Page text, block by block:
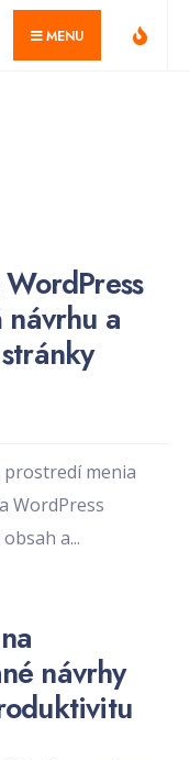
MENU
návrhu a
prostredí menia
WordPress
a...
návrhy